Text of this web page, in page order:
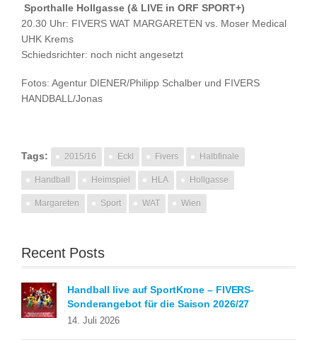
Sporthalle Hollgasse (& LIVE in ORF SPORT+)
20.30 Uhr: FIVERS WAT MARGARETEN vs. Moser Medical
UHK Krems
Schiedsrichter: noch nicht angesetzt
Fotos: Agentur DIENER/Philipp Schalber und FIVERS
HANDBALL/Jonas
Tags: 2015/16 Eckl Fivers Halbfinale
Handball Heimspiel HLA Hollgasse
Margareten Sport WAT Wien
Recent Posts
Handball live auf SportKrone – FIVERS-
Sonderangebot für die Saison 2026/27
14. Juli 2026